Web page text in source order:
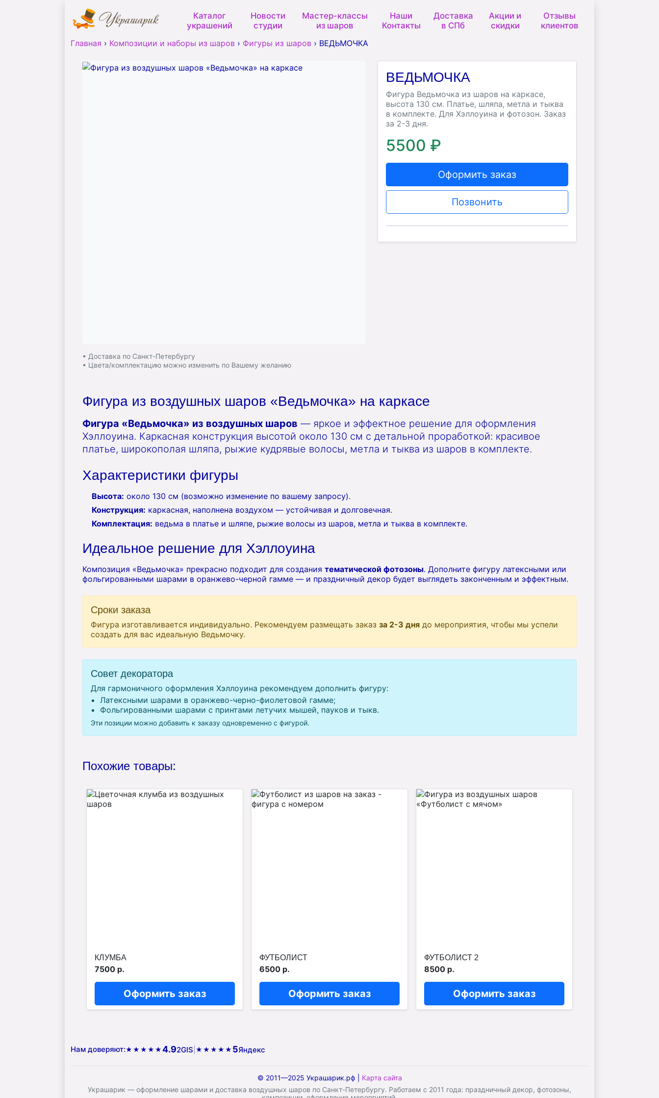
Каталог
украшений
Новости
студии
Мастер-классы
из шаров
Наши
Контакты
Доставка
в СПб
Акции и
скидки
Отзывы
клиентов
Главная › Композиции и наборы из шаров › Фигуры из шаров › ВЕДЬМОЧКА
• Доставка по Санкт-Петербургу
• Цвета/комплектацию можно изменить по Вашему желанию
ВЕДЬМОЧКА
Фигура Ведьмочка из шаров на каркасе,
высота 130 см. Платье, шляпа, метла и тыква
в комплекте. Для Хэллоуина и фотозон. Заказ
за 2-3 дня.
5500 ₽
Оформить заказ
Позвонить
Фигура из воздушных шаров «Ведьмочка» на каркасе
Фигура «Ведьмочка» из воздушных шаров — яркое и эффектное решение для оформления
Хэллоуина. Каркасная конструкция высотой около 130 см с детальной проработкой: красивое
платье, широкополая шляпа, рыжие кудрявые волосы, метла и тыква из шаров в комплекте.
Характеристики фигуры
Высота: около 130 см (возможно изменение по вашему запросу).
Конструкция: каркасная, наполнена воздухом — устойчивая и долговечная.
Комплектация: ведьма в платье и шляпе, рыжие волосы из шаров, метла и тыква в комплекте.
Идеальное решение для Хэллоуина
Композиция «Ведьмочка» прекрасно подходит для создания тематической фотозоны. Дополните фигуру латексными или
фольгированными шарами в оранжево-черной гамме — и праздничный декор будет выглядеть законченным и эффектным.
Сроки заказа
Фигура изготавливается индивидуально. Рекомендуем размещать заказ за 2-3 дня до мероприятия, чтобы мы успели
создать для вас идеальную Ведьмочку.
Совет декоратора
Для гармоничного оформления Хэллоуина рекомендуем дополнить фигуру:
Латексными шарами в оранжево-черно-фиолетовой гамме;
Фольгированными шарами с принтами летучих мышей, пауков и тыкв.
Эти позиции можно добавить к заказу одновременно с фигурой.
Похожие товары:
КЛУМБА
7500 р.
Оформить заказ
ФУТБОЛИСТ
6500 р.
Оформить заказ
ФУТБОЛИСТ 2
8500 р.
Оформить заказ
Нам доверяют:★★★★★4.92GIS ★★★★★ 5Яндекс
© 2011—2025 Украшарик.рф | Карта сайта
Украшарик — оформление шарами и доставка воздушных шаров по Санкт-Петербургу. Работаем с 2011 года: праздничный декор, фотозоны,